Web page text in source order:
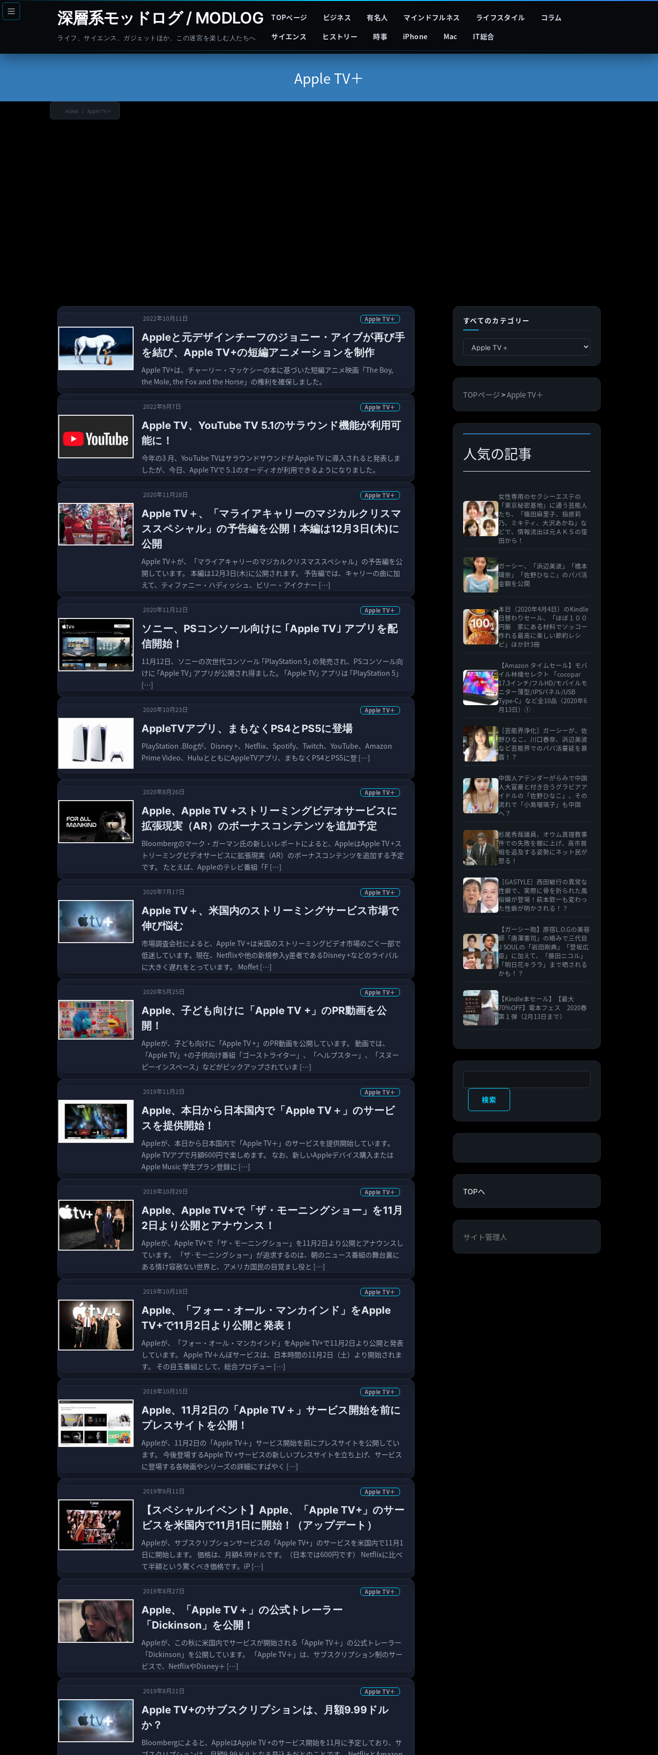
コ
ン
ナ
ビ
深層系モッドログ / MODLOG
ライフ、サイエンス、ガジェットほか、この迷宮を楽しむ人たちへ
TOPページ ビジネス 有名人 マインドフルネス ライフスタイル
コラム
サイエンス
ヒストリー 時事 iPhone Mac IT総合
Apple TV＋
HOME Apple TV＋
2022年10月11日 Apple TV＋
Appleと元デザインチーフのジョニー・アイブが再び手
を結び、Apple TV+の短編アニメーションを制作
Apple TV+は、チャーリー・マッケシーの本に基づいた短編アニメ映画「The Boy,
the Mole, the Fox and the Horse」の権利を確保しました。
2022年9月7日 Apple TV＋
Apple TV、YouTube TV 5.1のサラウンド機能が利用可
能に！
今年の3 月、YouTube TVはサラウンドサウンドが Apple TV に導入されると発表しま
したが、今日、Apple TVで 5.1のオーディオが利用できるようになりました。
2020年11月28日 Apple TV＋
Apple TV＋、「マライアキャリーのマジカルクリスマ
ススペシャル」の予告編を公開！本編は12月3日(木)に
公開
Apple TV＋が、「マライアキャリーのマジカルクリスマススペシャル」の予告編を公
開しています。 本編は12月3日(木)に公開されます。 予告編では、キャリーの曲に加
えて、ティファニー・ハディッシュ、ビリー・アイクナー […]
2020年11月12日 Apple TV＋
ソニー、PSコンソール向けに ｢Apple TV｣ アプリを配
信開始！
11月12日、ソニーの次世代コンソール ｢PlayStation 5｣ の発売され、PSコンソール向
けに ｢Apple TV｣ アプリが公開され得ました。 ｢Apple TV｣ アプリは ｢PlayStation 5｣
[…]
2020年10月23日 Apple TV＋
AppleTVアプリ、まもなくPS4とPS5に登場
PlayStation .Blogが、Disney +、Netflix、Spotify、Twitch、YouTube、Amazon
Prime Video、HuluとともにAppleTVアプリ、まもなくPS4とPS5に登 […]
2020年8月26日 Apple TV＋
Apple、Apple TV +ストリーミングビデオサービスに
拡張現実（AR）のボーナスコンテンツを追加予定
Bloombergのマーク・ガーマン氏の新しいレポートによると、AppleはApple TV +ス
トリーミングビデオサービスに拡張現実（AR）のボーナスコンテンツを追加する予定
です。 たとえば、Appleのテレビ番組「F […]
2020年7月17日 Apple TV＋
Apple TV＋、米国内のストリーミングサービス市場で
伸び悩む
市場調査会社によると、Apple TV +は米国のストリーミングビデオ市場のごく一部で
低迷しています。現在、Netflixや他の新規参入y差者であるDisney +などのライバル
に大きく遅れをとっています。 Moffet […]
2020年5月25日 Apple TV＋
Apple、子ども向けに「Apple TV +」のPR動画を公
開！
Appleが、子ども向けに「Apple TV +」のPR動画を公開しています。 動画では、
「Apple TV」+の子供向け番組「ゴーストライター」、「ヘルプスター」、「スヌー
ピーインスペース」などがピックアップされていま […]
2019年11月2日 Apple TV＋
Apple、本日から日本国内で「Apple TV＋」のサービ
スを提供開始！
Appleが、本日から日本国内で「Apple TV＋」のサービスを提供開始しています。
Apple TVアプで月額600円で楽しめます。 なお、新しいAppleデバイス購入または
Apple Music 学生プラン登録に […]
2019年10月29日 Apple TV＋
Apple、Apple TV+で「ザ・モーニングショー」を11月
2日より公開とアナウンス！
Appleが、Apple TV+で「ザ・モーニングショー」を11月2日より公開とアナウンスし
ています。 「ザ·モーニングショー」が追求するのは、朝のニュース番組の舞台裏に
ある情け容赦ない世界と、アメリカ国民の目覚まし役と […]
2019年10月18日 Apple TV＋
Apple、「フォー・オール・マンカインド」をApple
TV+で11月2日より公開と発表！
Appleが、「フォー・オール・マンカインド」をApple TV+で11月2日より公開と発表
しています。 Apple TV＋んぼサービスは、日本時間の11月2日（土）より開始されま
す。 その目玉番組として、総合プロデュー […]
2019年10月15日 Apple TV＋
Apple、11月2日の「Apple TV＋」サービス開始を前に
プレスサイトを公開！
Appleが、11月2日の「Apple TV＋」サービス開始を前にプレスサイトを公開してい
ます。 今後登場するApple TV +サービスの新しいプレスサイトを立ち上げ、サービス
に登場する各映画やシリーズの詳細にすばやく […]
2019年9月11日 Apple TV＋
【スペシャルイベント】Apple、「Apple TV+」のサー
ビスを米国内で11月1日に開始！（アップデート）
Appleが、サブスクリプションサービスの「Apple TV+」のサービスを米国内で11月1
日に開始します。 価格は、月額4.99ドルです。（日本では600円です） Netflixに比べ
て半額という驚くべき価格です。iP […]
2019年8月27日 Apple TV＋
Apple、「Apple TV＋」の公式トレーラー
「Dickinson」を公開！
Appleが、この秋に米国内でサービスが開始される「Apple TV＋」の公式トレーラー
「Dickinson」を公開しています。 「Apple TV＋」は、サブスクリプション制のサー
ビスで、NetflixやDisney＋ […]
2019年8月21日 Apple TV＋
Apple TV+のサブスクリプションは、月額9.99ドル
か？
Bloombergによると、AppleはApple TV +のサービス開始を11月に予定しており、サ
すべてのカテゴリー
べ
カ
テ
ゴ
リ
ー
TOPページ>Apple TV＋
人気の記事
女性専用のセクシーエステの
「東京秘密基地」に通う芸能人
たち、「篠田麻里子、指原莉
乃、ミキティ、大沢あかね」な
どで、情報流出は元ＡＫＳの窪
田から！
ガーシー、「浜辺美波」「橋本
環奈」「佐野ひなこ」のパパ活
金額を公開
本日（2020年4月4日）のKindle
日替わりセール、「ほぼ１００
円飯 家にある材料でソッコー
作れる最高に楽しい節約レシ
ピ」ほか計3冊
【Amazon タイムセール】モバ
イル林檎セレクト 「cocopar
17.3インチ/フルHD/モバイルモ
ニター薄型/IPSパネル/USB
Type-C」など全10品（2020年6
月13日）①
［芸能界浄化］ガーシーが、佐
野ひなこ、川口春奈、浜辺美波
など芸能界でのパパ活蔓延を暴
露！？
中国人アテンダーがらみで中国
人大富豪と付き合うグラビアア
イドルの「佐野ひなこ」、その
流れで「小島瑠璃子」も中国
へ？
杉尾秀哉議員、オウム真理教事
件での失敗を棚に上げ、高市首
相を追及する姿勢にネット民が
怒る！
［GASTYLE］西田敏行の異常な
性癖で、実際に骨を折られた風
俗嬢が登場！萩本欽一も変わっ
た性癖が明かされる！？
【ガーシー砲】原宿L.O.Gの美容
師「唐澤憲司」の絡みで三代目
J SOULの「岩田剛典」「登坂広
臣」に加えて、「藤田ニコル」
「明日花キララ」まで晒される
かも！？
【Kindle本セール】【最大
70%OFF】電本フェス 2020春
第１弾（2月13日まで）
検索
TOPへ
サイト管理人